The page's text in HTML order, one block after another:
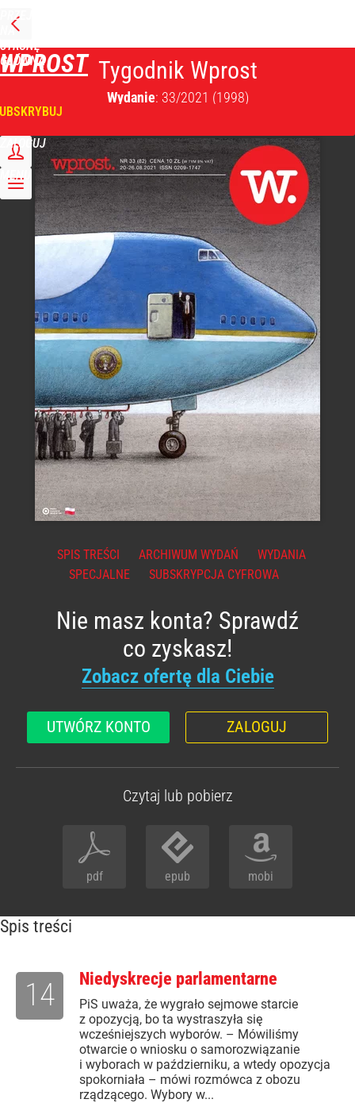
PRZEJDŹ
NA
STRONĘ
GŁÓWNĄ
WPROST
ZALOGUJ
MENU
Tygodnik Wprost
Wydanie: 33/2021 (1998)
SPIS TREŚCI ARCHIWUM WYDAŃ
WYDANIA
SPECJALNE
SUBSKRYPCJA CYFROWA
Nie masz konta? Sprawdź
co zyskasz!
Zobacz ofertę dla Ciebie
UTWÓRZ KONTO ZALOGUJ
Czytaj lub pobierz
pdf epub mobi
Spis treści
Niedyskrecje parlamentarne
PiS uważa, że wygrało sejmowe starcie
z opozycją, bo ta wystraszyła się
wcześniejszych wyborów. – Mówiliśmy
otwarcie o wniosku o samorozwiązanie
i wyborach w październiku, a wtedy opozycja
spokorniała – mówi rozmówca z obozu
rządzącego. Wybory w...
14